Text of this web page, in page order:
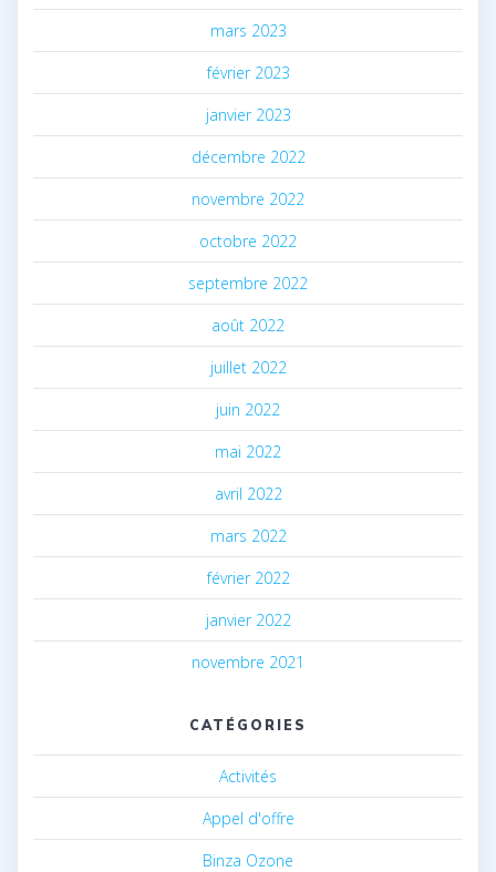
mars 2023
février 2023
janvier 2023
décembre 2022
novembre 2022
octobre 2022
septembre 2022
août 2022
juillet 2022
juin 2022
mai 2022
avril 2022
mars 2022
février 2022
janvier 2022
novembre 2021
CATÉGORIES
Activités
Appel d'offre
Binza Ozone